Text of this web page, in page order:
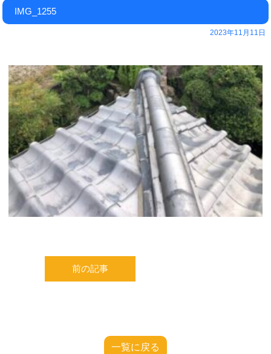
IMG_1255
2023年11月11日
前の記事
一覧に戻る